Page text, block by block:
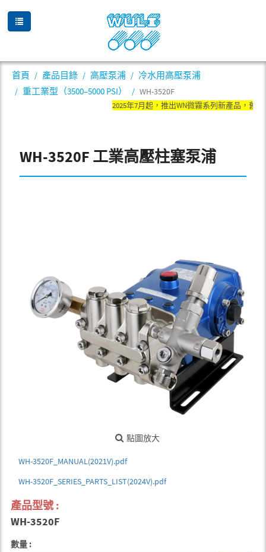
首頁 產品目錄 高壓泵浦
冷水用高壓泵浦
重工業型（3500–5000 PSI）
WH-3520F
2025年7月起，推出WN微霧系列新產品，舊產
WH-3520F 工業高壓柱塞泵浦
點圖放大
WH-3520F_MANUAL(2021V).pdf
WH-3520F_SERIES_PARTS_LIST(2024V).pdf
產品型號 :
WH-3520F
數量 :